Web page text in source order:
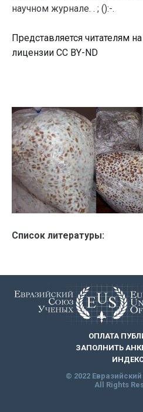
научном журнале. . ; ():-.
Представляется читателям
лицензии CC BY-ND
Список литературы:
ОПЛАТА
ЗАПОЛНИТЬ
© 2022
All Rights